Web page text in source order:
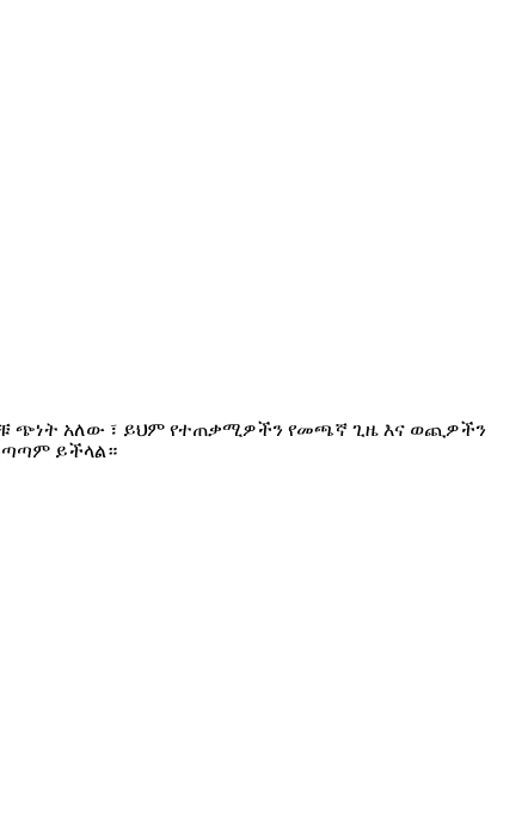
ጭነት አለው ፣ ይህም የተጠቃሚዎችን የመጫኛ ጊዜ እና ወጪዎችን
ይችላል።